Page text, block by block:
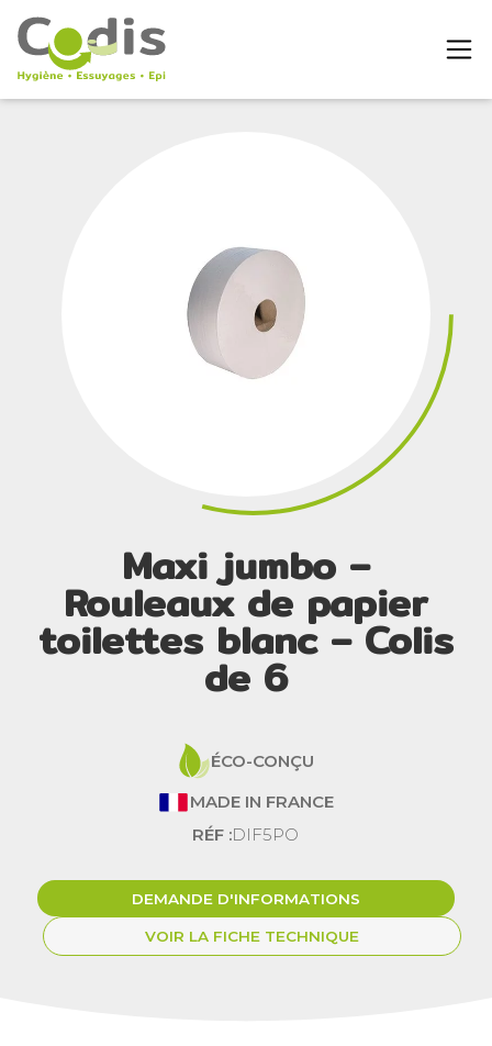
Maxi jumbo –
Rouleaux de papier
toilettes blanc – Colis
de 6
ÉCO-CONÇU
MADE IN FRANCE
RÉF :DIF5PO
DEMANDE D'INFORMATIONS
VOIR LA FICHE TECHNIQUE